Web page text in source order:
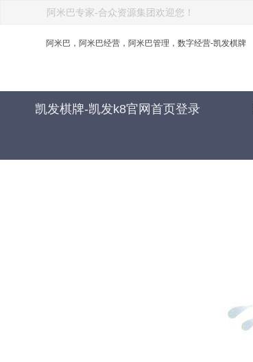
阿米巴专家-合众资源集团欢迎您！
阿米巴，阿米巴经营，阿米巴管理，数字经营-凯发棋牌
凯发棋牌-凯发k8官网首页登录